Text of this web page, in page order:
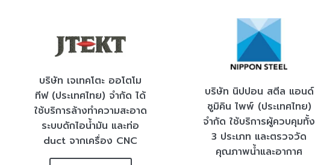
บริษัท เจเทคโตะ ออโตโม
ทีฟ (ประเทศไทย) จำกัด ได้
ใช้บริการล้างทำความสะอาด
ระบบดักไอน้ำมัน และท่อ
duct จากเครื่อง CNC
บริษัท นิปปอน สตีล แอนด์
ซูมิคิน ไพพ์ (ประเทศไทย)
จำกัด ใช้บริการผู้ควบคุมทั้ง
3 ประเภท และตรวจวัด
คุณภาพน้ำและอากาศ